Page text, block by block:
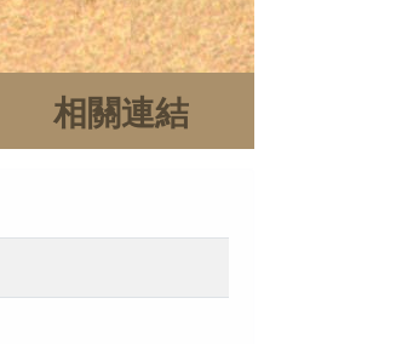
相關連結